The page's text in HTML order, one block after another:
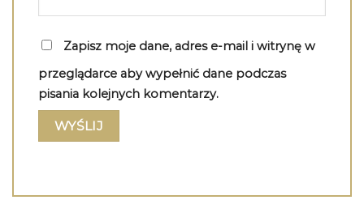
Zapisz moje dane, adres e-mail i witrynę w
przeglądarce aby wypełnić dane podczas
pisania kolejnych komentarzy.